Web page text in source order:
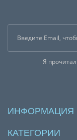
Я прочитал
ИНФОРМАЦИЯ
КАТЕГОРИИ